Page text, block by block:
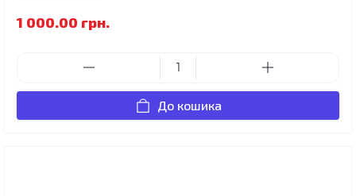
1 000.00 грн.
До кошика